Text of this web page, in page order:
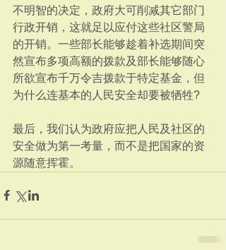
不明智的决定，政府大可削减其它部门
行政开销，这就足以应付这些社区警局
的开销。一些部长能够趁着补选期间突
然宣布多项高额的拨款及部长能够随心
所欲宣布千万令吉拨款于特定基金，但
为什么连基本的人民安全却要被牺牲?
最后，我们认为政府应把人民及社区的
安全做为第一考量，而不是把国家的资
源随意挥霍。